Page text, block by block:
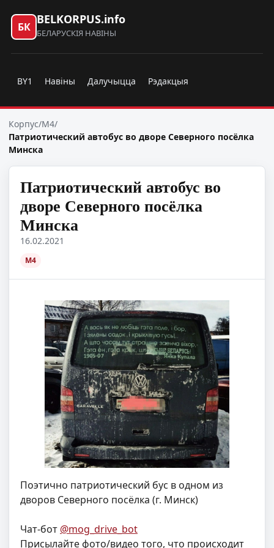
БК
BELKORPUS.info
БЕЛАРУСКІЯ НАВІНЫ
BY1 Навіны Далучыцца Рэдакцыя
Корпус/M4/
Патриотический автобус во дворе Северного посёлка
Минска
Патриотический автобус во
дворе Северного посёлка
Минска
16.02.2021
M4
Поэтично патриотический бус в одном из
дворов Северного посёлка (г. Минск)
Чат-бот @mog_drive_bot
Присылайте фото/видео того, что происходит